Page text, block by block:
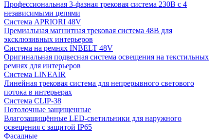
Профессиональная 3-фазная трековая система 230В с 4
независимыми цепями
Система APRIORI 48V
Премиальная магнитная трековая система 48В для
эксклюзивных интерьеров
Система на ремнях INBELT 48V
Оригинальная подвесная система освещения на текстильных
ремнях для интерьеров
Система LINEAIR
Линейная трековая система для непрерывного светового
потока в интерьерах
Система CLIP-38
Потолочные защищенные
Влагозащищённые LED-светильники для наружного
освещения с защитой IP65
Фасадные